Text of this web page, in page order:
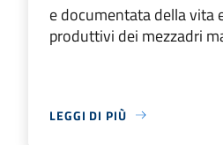
e documentata della vita
produttivi dei mezzadri
LEGGI DI PIÙ